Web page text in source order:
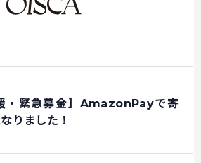
・緊急募金】AmazonPayで寄
りました！